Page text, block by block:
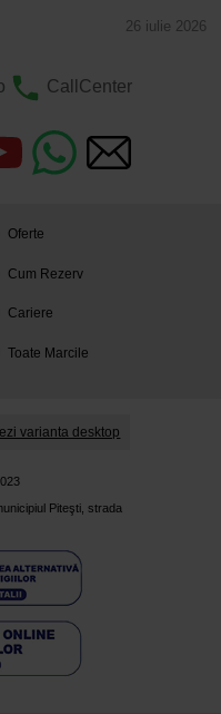
26 iulie 2026
CallCenter
Oferte
Cum Rezerv
Cariere
Toate Marcile
varianta desktop
Piteşti, strada